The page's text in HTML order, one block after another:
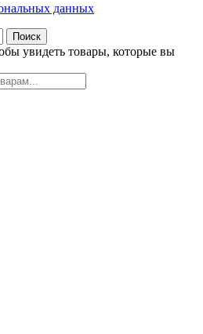
данных
Поиск
увидеть товары, которые вы